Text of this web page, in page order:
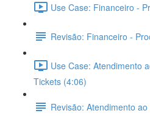
Use Case: Financeiro -
Revisão: Financeiro -
Use Case: Atendimento
Tickets (4:06)
Revisão: Atendimento